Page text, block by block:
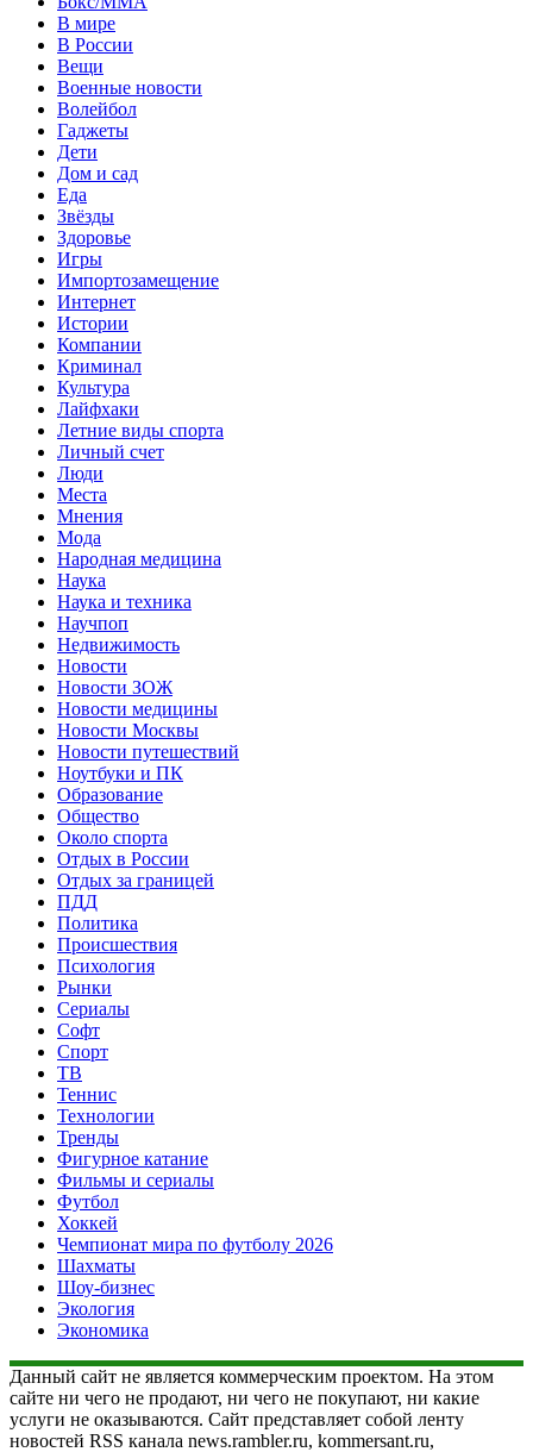
В мире
В России
Вещи
Военные новости
Волейбол
Гаджеты
Дети
Дом и сад
Еда
Звёзды
Здоровье
Игры
Импортозамещение
Интернет
Истории
Компании
Криминал
Культура
Лайфхаки
Летние виды спорта
Личный счет
Люди
Места
Мнения
Мода
Народная медицина
Наука
Наука и техника
Научпоп
Недвижимость
Новости
Новости ЗОЖ
Новости медицины
Новости Москвы
Новости путешествий
Ноутбуки и ПК
Образование
Общество
Около спорта
Отдых в России
Отдых за границей
ПДД
Политика
Происшествия
Психология
Рынки
Сериалы
Софт
Спорт
ТВ
Теннис
Технологии
Тренды
Фигурное катание
Фильмы и сериалы
Футбол
Хоккей
Чемпионат мира по футболу 2026
Шахматы
Шоу-бизнес
Экология
Экономика
Данный сайт не является коммерческим проектом. На этом
сайте ни чего не продают, ни чего не покупают, ни какие
услуги не оказываются. Сайт представляет собой ленту
новостей RSS канала news.rambler.ru, kommersant.ru,